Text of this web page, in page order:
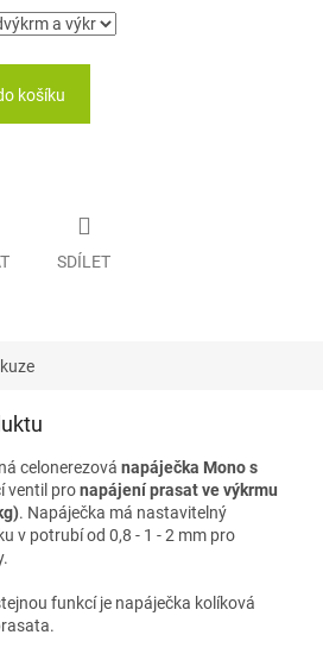
košíku
SDÍLET
celonerezová napáječka Mono s
ventil pronapájení prasat ve výkrmu
. Napáječka má nastavitelný
v potrubí od 0,8 - 1 - 2 mm pro
funkcí je napáječka kolíková